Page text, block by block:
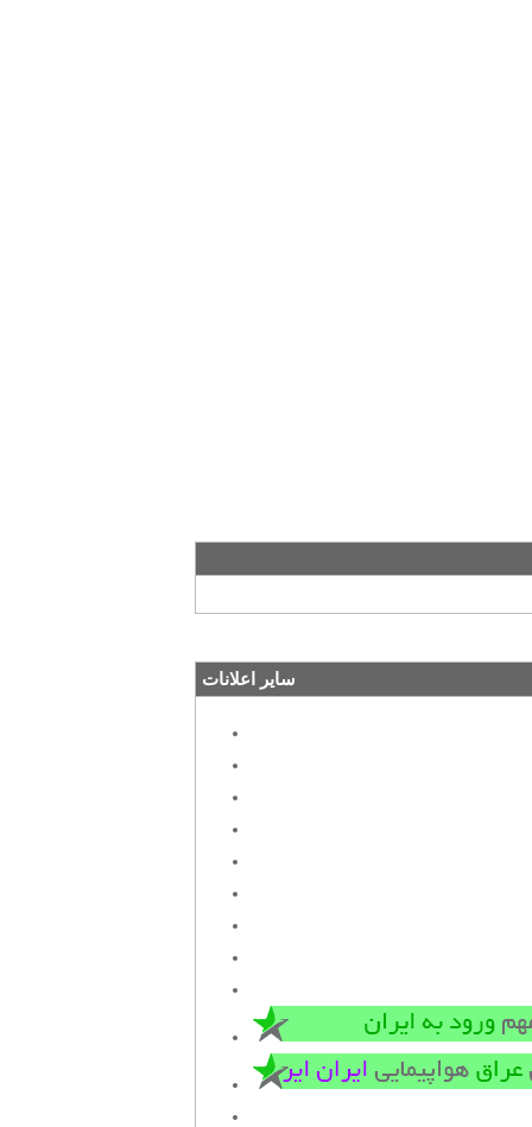
سایر اعلانات